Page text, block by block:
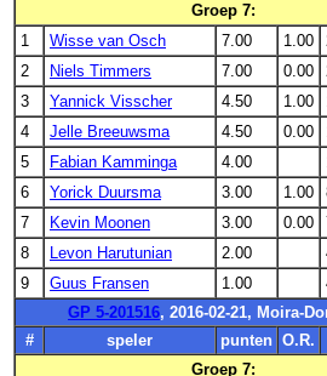
Groep 7:
1
Wisse van Osch 7.00 1.00
2
Niels Timmers 7.00 0.00
3
Yannick Visscher 4.50 1.00
4
Jelle Breeuwsma 4.50 0.00
5
Fabian Kamminga 4.00
6
Yorick Duursma 3.00 1.00
7
Kevin Moonen 3.00 0.00
8
Levon Harutunian 2.00
9
Guus Fransen 1.00
GP 5-201516, 2016-02-21, Moira-
#
speler punten O.R.
Groep 7: